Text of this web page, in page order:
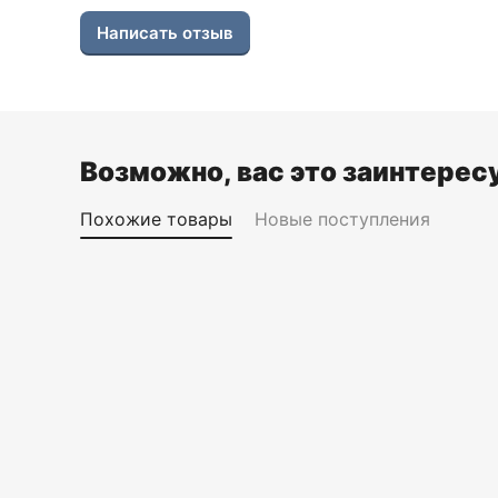
Написать отзыв
Возможно, вас это
Похожие товары Новые поступления